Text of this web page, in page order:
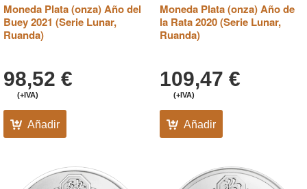
Moneda Plata (onza) Año del
Buey 2021 (Serie Lunar,
Ruanda)
98,52 €
(+IVA)
Añadir
Moneda Plata (onza) Año de
la Rata 2020 (Serie Lunar,
Ruanda)
109,47 €
(+IVA)
Añadir